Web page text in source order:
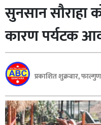
कुटनीती
अर्थ
रसरङ्ग
यौन/
स्वास्थ्य
भिडियो
सुनसान सौराहा
कारण पर्यटक
प्रकाशित शुक्रबार,